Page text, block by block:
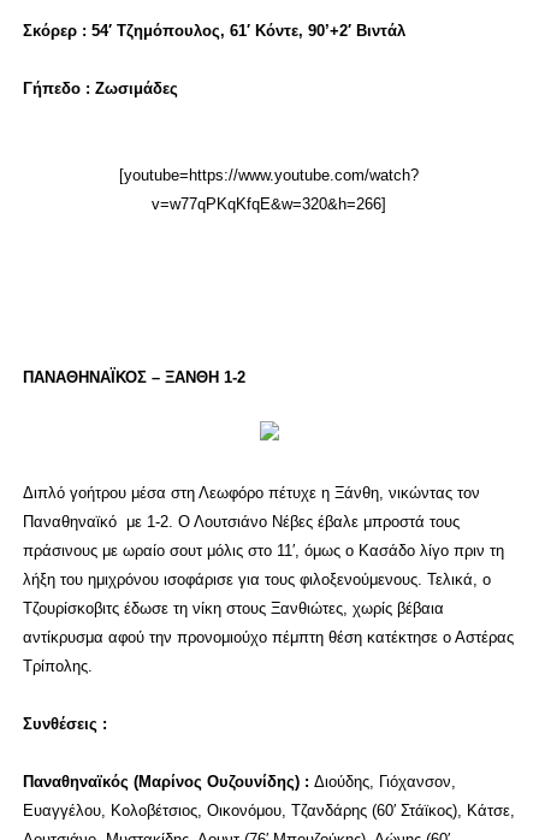
Σκόρερ : 54′ Τζημόπουλος, 61′ Κόντε, 90’+2′ Βιντάλ
Γήπεδο : Ζωσιμάδες
[youtube=https://www.youtube.com/watch?
v=w77qPKqKfqE&w=320&h=266]
ΠΑΝΑΘΗΝΑΪΚΟΣ – ΞΑΝΘΗ 1-2
Διπλό γοήτρου μέσα στη Λεωφόρο πέτυχε η Ξάνθη, νικώντας τον
Παναθηναϊκό με 1-2. Ο Λουτσιάνο Νέβες έβαλε μπροστά τους
πράσινους με ωραίο σουτ μόλις στο 11′, όμως ο Κασάδο λίγο πριν τη
λήξη του ημιχρόνου ισοφάρισε για τους φιλοξενούμενους. Τελικά, ο
Τζουρίσκοβιτς έδωσε τη νίκη στους Ξανθιώτες, χωρίς βέβαια
αντίκρυσμα αφού την προνομιούχο πέμπτη θέση κατέκτησε ο Αστέρας
Τρίπολης.
Συνθέσεις :
Παναθηναϊκός (Μαρίνος Ουζουνίδης) : Διούδης, Γιόχανσον,
Ευαγγέλου, Κολοβέτσιος, Οικονόμου, Τζανδάρης (60′ Στάϊκος), Κάτσε,